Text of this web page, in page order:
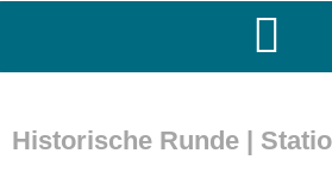
Historische Runde |